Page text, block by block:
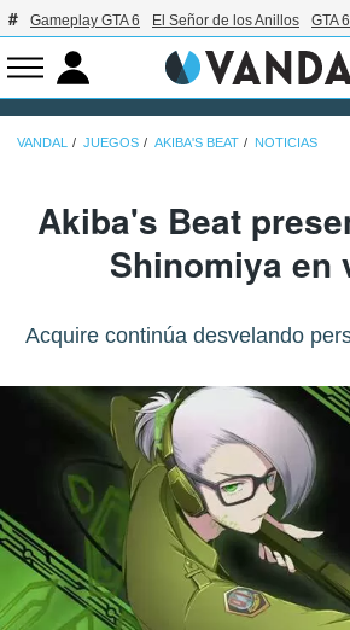
Gameplay GTA 6 El Señor de los Anillos GTA 6
VANDAL JUEGOS AKIBA'S BEAT NOTICIAS
Akiba's Beat
Shinomiya en
Acquire continúa desvelando